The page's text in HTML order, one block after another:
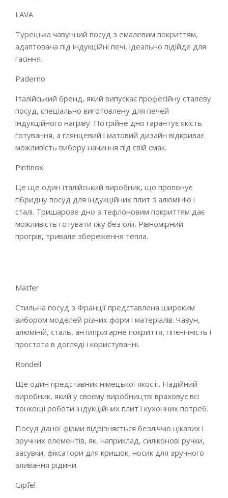
LAVA
Турецька чавунний посуд з емалевим покриттям,
адаптована під індукційні печі, ідеально підійде для
гасіння.
Paderno
Італійський бренд, який випускає професійну сталеву
посуд, спеціально виготовлену для печей
індукційного нагріву. Потрійне дно гарантує якість
готування, а глянцевий і матовий дизайн відкриває
можливість вибору начиння під свій смак.
Pintinox
Це ще один італійський виробник, що пропонує
гібридну посуд для індукційних плит з алюмінію і
сталі. Тришарове дно з тефлоновим покриттям дає
можливість готувати їжу без олії. Рівномірний
прогрів, тривале збереження тепла.
Matfer
Стильна посуд з Франції представлена широким
вибором моделей різних форм і матеріалів. Чавун,
алюміній, сталь, антипригарне покриття, гігієнічність і
простота в догляді і користуванні.
Rondell
Ще один представник німецької якості. Надійний
виробник, який у своєму виробництві враховує всі
тонкощі роботи індукційних плит і кухонних потреб.
Посуд даної фірми відрізняється безліччю цікавих і
зручних елементів, як, наприклад, силіконові ручки,
засувки, фіксатори для кришок, носик для зручного
зливання рідини.
Gipfel